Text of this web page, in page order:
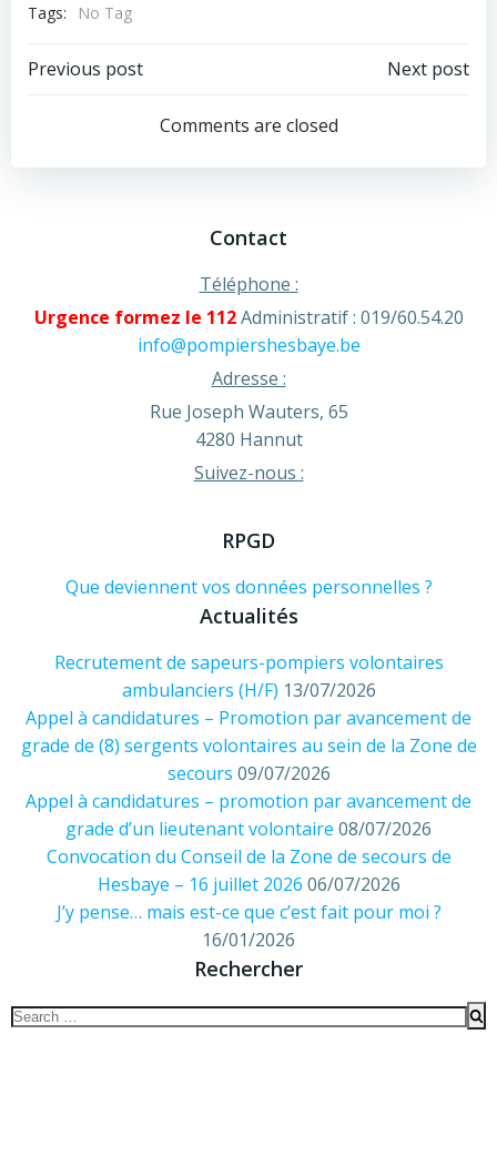
Tags:
No Tag
Post
navigation
Previous post
navigation
Next post
Comments are closed
Contact
Téléphone :
Urgence formez le 112Administratif : 019/60.54.20
info@pompiershesbaye.be
Adresse :
Rue Joseph Wauters, 65
4280 Hannut
Suivez-nous :
RPGD
Que deviennent vos données personnelles ?
Actualités
Recrutement de sapeurs-pompiers volontaires
ambulanciers (H/F) 13/07/2026
Appel à candidatures – Promotion par avancement de
grade de (8) sergents volontaires au sein de la Zone de
secours 09/07/2026
Appel à candidatures – promotion par avancement de
grade d’un lieutenant volontaire 08/07/2026
Convocation du Conseil de la Zone de secours de
Hesbaye – 16 juillet 2026 06/07/2026
J’y pense… mais est-ce que c’est fait pour moi ?
16/01/2026
Rechercher
Search